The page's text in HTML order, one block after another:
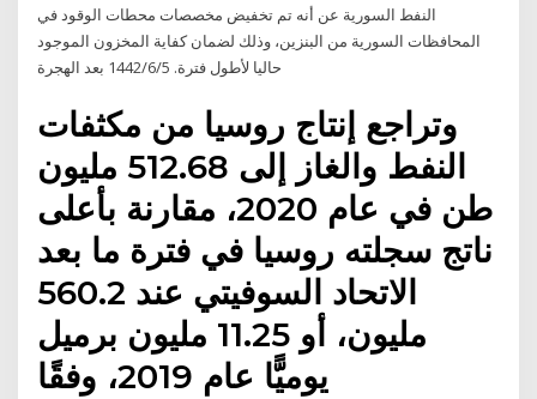
النفط السورية عن أنه تم تخفيض مخصصات محطات الوقود في
المحافظات السورية من البنزين، وذلك لضمان كفاية المخزون الموجود
حاليا لأطول فترة. 5‏‏/6‏‏/1442 بعد الهجرة
وتراجع إنتاج روسيا من مكثفات
النفط والغاز إلى 512.68 مليون
طن في عام 2020، مقارنة بأعلى
ناتج سجلته روسيا في فترة ما بعد
الاتحاد السوفيتي عند 560.2
مليون، أو 11.25 مليون برميل
يوميًّا عام 2019، وفقًا